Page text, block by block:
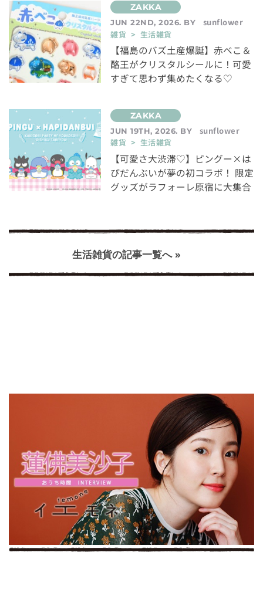
JUN 22ND, 2026. BY
sunflower
雑貨 > 生活雑貨
【福島のバズ土産爆誕】赤べこ＆
酪王がクリスタルシールに！可愛
すぎて思わず集めたくなる♡
JUN 19TH, 2026. BY
sunflower
雑貨 > 生活雑貨
【可愛さ大渋滞♡】ピングー×は
ぴだんぶいが夢の初コラボ！ 限定
グッズがラフォーレ原宿に大集合
生活雑貨の記事一覧へ »